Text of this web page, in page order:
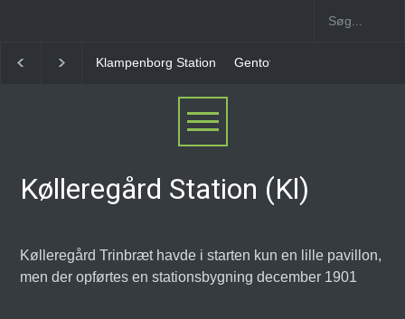
Station Gentofte Station Ny Ellebjerg Station [2006-2023]
Kølleregård Station (Kl)
Kølleregård Trinbræt havde i starten kun en lille pavillon,
men der opførtes en stationsbygning december 1901